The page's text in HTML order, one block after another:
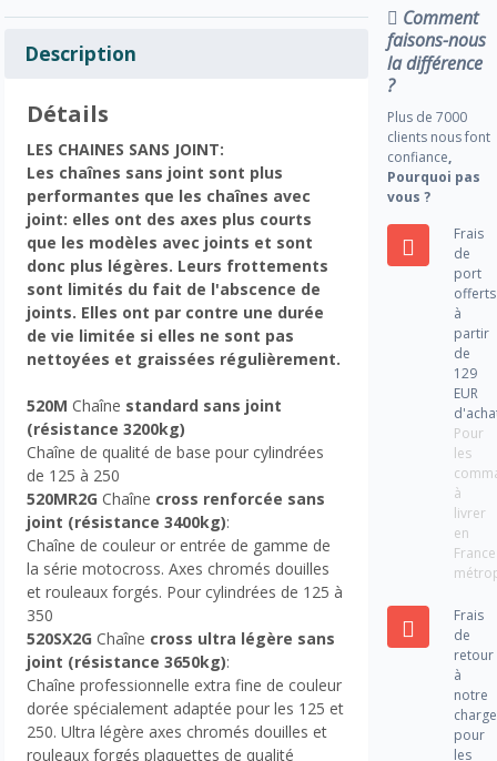
Description
Détails
LES CHAINES SANS JOINT:
Les chaînes sans joint sont plus
performantes que les chaînes avec
joint: elles ont des axes plus courts
que les modèles avec joints et sont
donc plus légères. Leurs frottements
sont limités du fait de l'abscence de
joints. Elles ont par contre une durée
de vie limitée si elles ne sont pas
nettoyées et graissées régulièrement.
520MChaîne standard sans joint
(résistance 3200kg)
Chaîne de qualité de base pour cylindrées
de 125 à 250
520MR2GChaîne cross renforcée sans
joint (résistance 3400kg):
Chaîne de couleur or entrée de gamme de
la série motocross. Axes chromés douilles
et rouleaux forgés. Pour cylindrées de 125 à
350
520SX2GChaîne cross ultra légère sans
joint (résistance 3650kg):
Chaîne professionnelle extra fine de couleur
dorée spécialement adaptée pour les 125 et
250. Ultra légère axes chromés douilles et
rouleaux forgés plaquettes de qualité
Comment
faisons-nous
la différence
?
Plus de 7000
clients nous font
confiance,
Pourquoi pas
vous ?
Frais
de
port
offerts
à
partir
de
129
EUR
Pour
les
à
livrer
en
France
Frais
de
retour
à
notre
charge
pour
les